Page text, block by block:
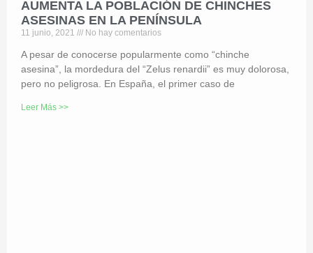
AUMENTA LA POBLACIÓN DE CHINCHES
ASESINAS EN LA PENÍNSULA
11 junio, 2021 No hay comentarios
A pesar de conocerse popularmente como “chinche
asesina”, la mordedura del “Zelus renardii” es muy dolorosa,
pero no peligrosa. En España, el primer caso de
Leer Más >>